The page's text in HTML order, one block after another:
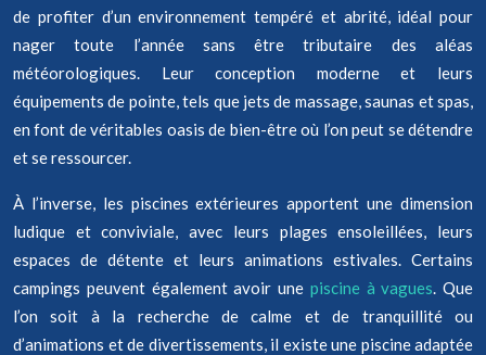
de profiter d’un environnement tempéré et abrité, idéal pour
nager toute l’année sans être tributaire des aléas
météorologiques. Leur conception moderne et leurs
équipements de pointe, tels que jets de massage, saunas et spas,
en font de véritables oasis de bien-être où l’on peut se détendre
et se ressourcer.
À l’inverse, les piscines extérieures apportent une dimension
ludique et conviviale, avec leurs plages ensoleillées, leurs
espaces de détente et leurs animations estivales. Certains
campings peuvent également avoir une piscine à vagues. Que
l’on soit à la recherche de calme et de tranquillité ou
d’animations et de divertissements, il existe une piscine adaptée